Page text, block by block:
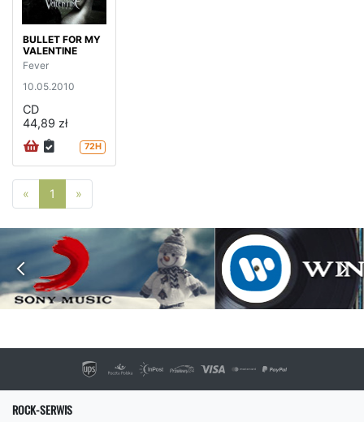
BULLET FOR MY
VALENTINE
Fever
10.05.2010
CD
44,89 zł
72H
« Poprzednia strona
1 »
ROCK-SERWIS